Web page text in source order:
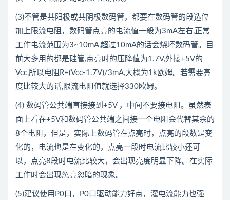
(3)不管是共阳极或共阴极数码管，都要在数码管的段选位
加上限流电阻，数码管点亮的电流值一般为3mA左右,正常
工作电流范围为3~10mA,超过10mA的话会烧坏数码管。目
前大多用的都是硅管,点亮时的压降值为1.7V,外接+5V的
Vcc,所以电阻R=(Vcc-1.7V)/3mA,大概为1k欧姆。若需要亮
度比较大的话,限流电阻值就选择330欧姆。
(4) 数码管公共端直接接到+5V ，中间不要接电阻。虽然表
面上看在+5V和数码管公共端之间接一个电阻会代替其余的
8个电阻，但是，实际上数码管在点亮时，点亮的段数是变
化的，电流也是在变化的，点亮一段时电流比较小还可
以，点亮8段时电流比较大，会出现亮度明显下降。在实际
工作时会出现忽亮忽暗的现象。
(5)建议使用P0口，P0口驱动能力好点，灌电流能力也强